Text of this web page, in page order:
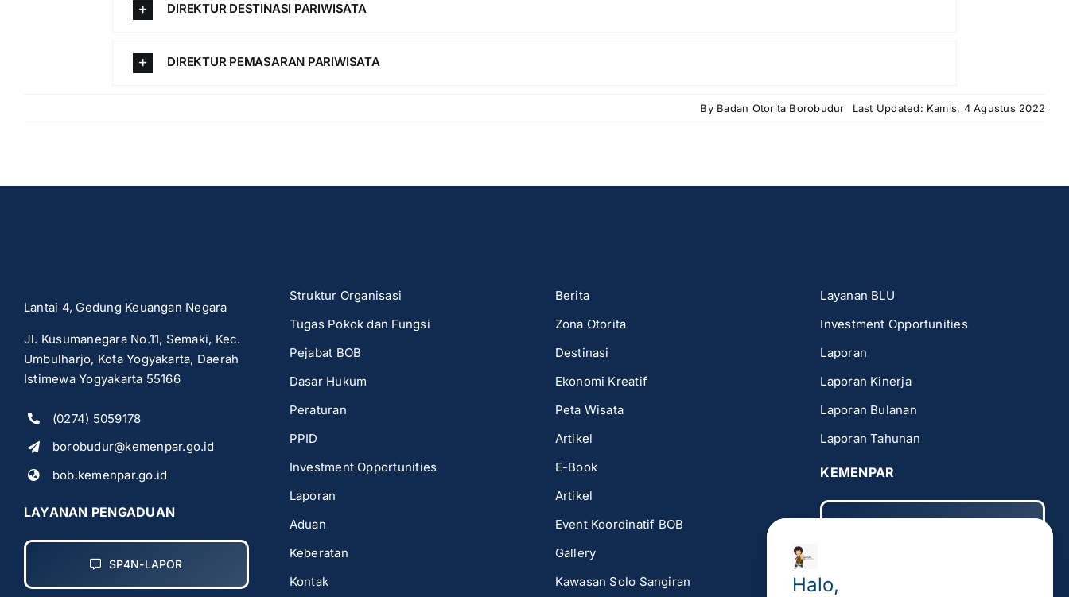
DIREKTUR DESTINASI PARIWISATA
DIREKTUR PEMASARAN PARIWISATA
By Badan Otorita Borobudur Last Updated: Kamis, 4 Agustus 2022
Lantai 4, Gedung Keuangan Negara
Jl. Kusumanegara No.11, Semaki, Kec.
Umbulharjo, Kota Yogyakarta, Daerah
Istimewa Yogyakarta 55166
(0274) 5059178
borobudur@kemenpar.go.id
bob.kemenpar.go.id
LAYANAN PENGADUAN
SP4N-LAPOR
Struktur Organisasi
Tugas Pokok dan Fungsi
Pejabat BOB
Dasar Hukum
Peraturan
PPID
Investment Opportunities
Laporan
Aduan
Keberatan
Kontak
Berita
Zona Otorita
Destinasi
Ekonomi Kreatif
Peta Wisata
Artikel
E-Book
Artikel
Event Koordinatif BOB
Gallery
Kawasan Solo Sangiran
Layanan BLU
Investment Opportunities
Laporan
Laporan Kinerja
Laporan Bulanan
Laporan Tahunan
KEMENPAR